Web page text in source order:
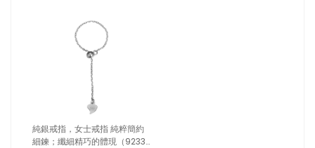
純銀戒指，女士戒指 純粹簡約
細鍊；纖細精巧的體現（9233